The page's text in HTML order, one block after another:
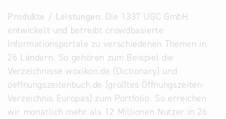
Alternative
Datenbanken
aus
Österreich
und der
Slowakei
Produkte / Leistungen: Die 1337 UGC GmbH
entwickelt und betreibt crowdbasierte
Informationsportale zu verschiedenen Themen in
26 Ländern. So gehören zum Beispiel die
Verzeichnisse woxikon.de (Dictionary) und
oeffnungszeitenbuch.de (größtes Öffnungszeiten-
Verzeichnis Europas) zum Portfolio. So erreichen
wir monatlich mehr als 12 Millionen Nutzer in 26